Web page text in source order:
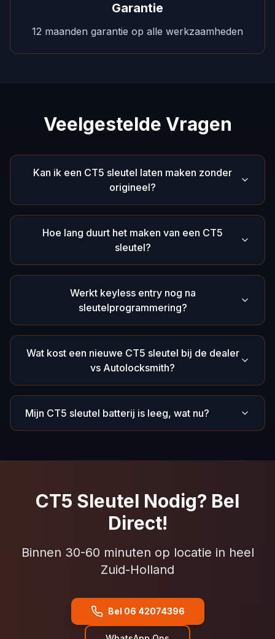
Garantie
12 maanden garantie op alle werkzaamheden
Veelgestelde Vragen
Kan ik een CT5 sleutel laten maken zonder
origineel?
Hoe lang duurt het maken van een CT5
sleutel?
Werkt keyless entry nog na
sleutelprogrammering?
Wat kost een nieuwe CT5 sleutel bij de dealer
vs Autolocksmith?
Mijn CT5 sleutel batterij is leeg, wat nu?
CT5 Sleutel Nodig? Bel
Direct!
Binnen 30-60 minuten op locatie in heel
Zuid-Holland
Bel 06 42074396